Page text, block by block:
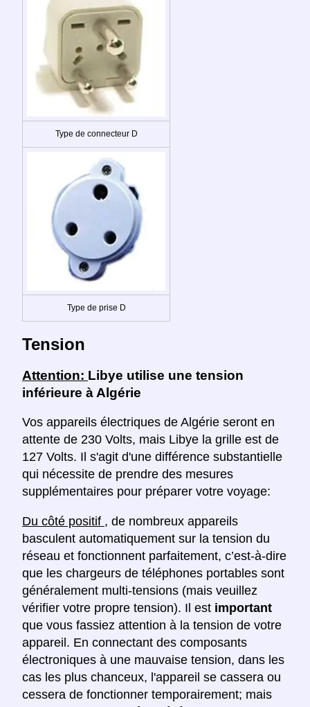
Type de connecteur D
Type de prise D
Tension
Attention: Libye utilise une tension
inférieure à Algérie
Vos appareils électriques de Algérie seront en
attente de 230 Volts, mais Libye la grille est de
127 Volts. Il s'agit d'une différence substantielle
qui nécessite de prendre des mesures
supplémentaires pour préparer votre voyage:
Du côté positif , de nombreux appareils
basculent automatiquement sur la tension du
réseau et fonctionnent parfaitement, c’est-à-dire
que les chargeurs de téléphones portables sont
généralement multi-tensions (mais veuillez
vérifier votre propre tension). Il est important
que vous fassiez attention à la tension de votre
appareil. En connectant des composants
électroniques à une mauvaise tension, dans les
cas les plus chanceux, l'appareil se cassera ou
cessera de fonctionner temporairement; mais